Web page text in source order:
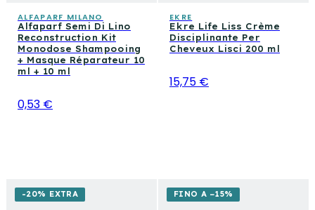
synergie pour une chevelure forte, lumineuse et
disciplinée chaque jour.
ALFAPARF MILANO
Alfaparf Semi Di Lino
Reconstruction Kit
Monodose Shampooing
+ Masque Réparateur 10
ml + 10 ml
0,53 €
EKRE
Ekre Life Liss Crème
Disciplinante Per
Cheveux Lisci 200 ml
15,75 €
-20% EXTRA FINO A −15%